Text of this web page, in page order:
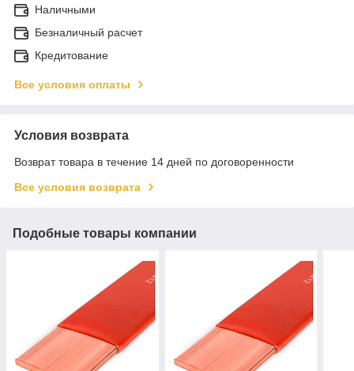
Наличными
Безналичный расчет
Кредитование
Все условия оплаты
Условия возврата
Возврат товара в течение 14 дней по договоренности
Все условия возврата
Подобные товары компании